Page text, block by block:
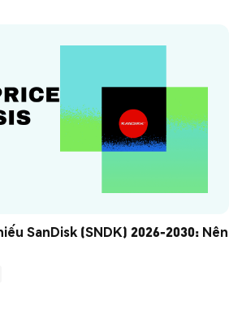
SanDisk (SNDK) 2026-2030: Nên